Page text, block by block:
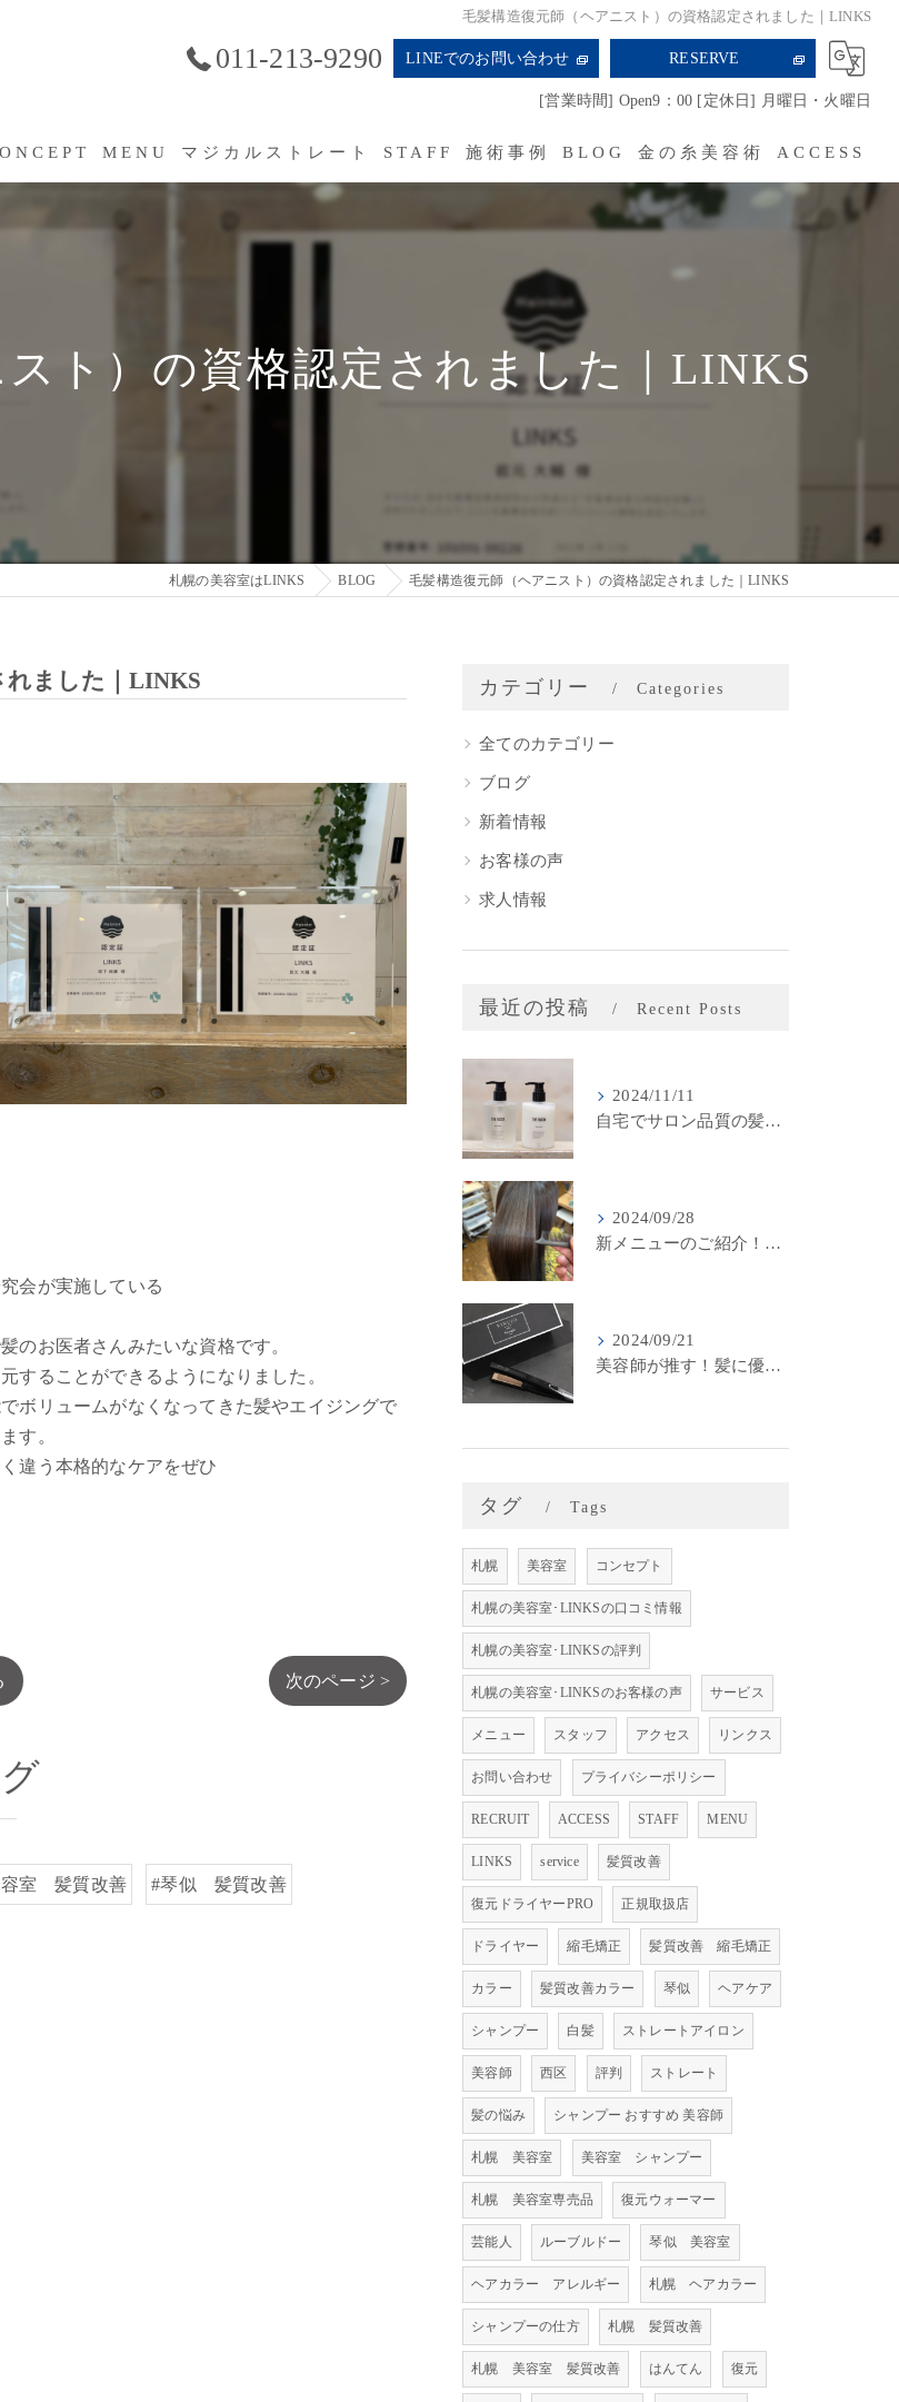
毛髪構造復元師（ヘアニスト）の資格認定されました｜LINKS
011-213-9290 LINEでのお問い合わせ RESERVE
[営業時間] Open9：00 [定休日] 月曜日・火曜日
MENU
SERVICE
マジカルストレート STAFF
RECRUIT
施術事例 BLOG 金の糸美容術 ACCESS
ト）の資格認定されました｜LINKS
札幌の美容室はLINKS BLOG 毛髪構造復元師（ヘアニスト）の資格認定されました｜LINKS
れました｜LINKS
会が実施している
のお医者さんみたいな資格です。
することができるようになりました。
ボリュームがなくなってきた髪やエイジングで
す。
違う本格的なケアをぜひ
次のページ >
室 髪質改善 #琴似 髪質改善
カテゴリー Categories
全てのカテゴリー
ブログ
新着情報
お客様の声
求人情報
最近の投稿 Recent Posts
2024/11/11
自宅でサロン品質の髪質改善！LINKSオリジナル「THE RaDIXシャンプー＆トリートメント」のご紹介
2024/09/28
新メニューのご紹介！LINKSの最新髪質改善カラーメニューが登場！
2024/09/21
美容師が推す！髪に優しいストレートアイロン『キヌージョプロ』で美しいスタイリングを実現
タグ Tags
札幌 美容室 コンセプト
札幌の美容室･LINKSの口コミ情報
札幌の美容室･LINKSの評判
札幌の美容室･LINKSのお客様の声 サービス
メニュー スタッフ アクセス リンクス
お問い合わせ プライバシーポリシー
RECRUIT ACCESS STAFF MENU
LINKS service 髪質改善
復元ドライヤーPRO 正規取扱店
ドライヤー 縮毛矯正 髪質改善 縮毛矯正
カラー 髪質改善カラー 琴似 ヘアケア
シャンプー 白髪 ストレートアイロン
美容師 西区 評判 ストレート
髪の悩み シャンプー おすすめ 美容師
札幌 美容室 美容室 シャンプー
札幌 美容室専売品 復元ウォーマー
芸能人 ルーブルドー 琴似 美容室
ヘアカラー アレルギー 札幌 ヘアカラー
シャンプーの仕方 札幌 髪質改善
札幌 美容室 髪質改善 はんてん 復元